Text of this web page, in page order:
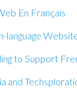
En Français
language
to Support
and